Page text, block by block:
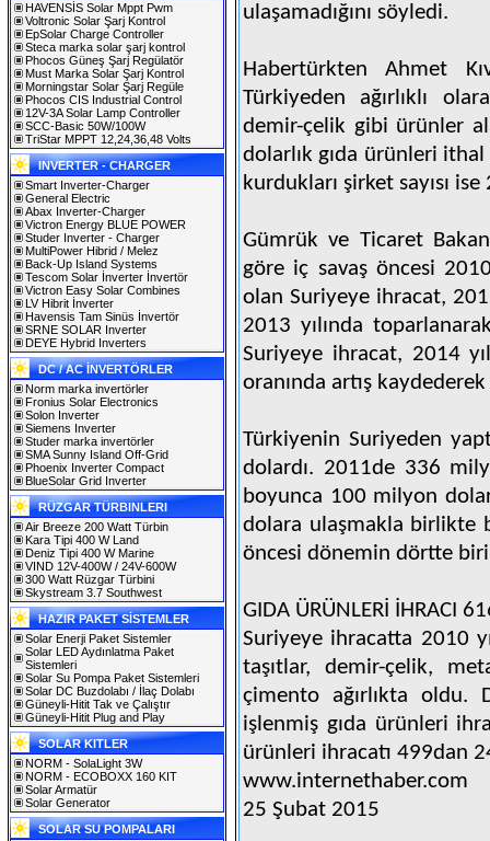
HAVENSİS Solar Mppt Pwm
Voltronic Solar Şarj Kontrol
EpSolar Charge Controller
Steca marka solar şarj kontrol
Phocos Güneş Şarj Regülatör
Must Marka Solar Şarj Kontrol
Morningstar Solar Şarj Regüle
Phocos CIS Industrial Control
12V-3A Solar Lamp Controller
SCC-Basic 50W/100W
TriStar MPPT 12,24,36,48 Volts
INVERTER - CHARGER
Smart Inverter-Charger
General Electric
Abax Inverter-Charger
Victron Energy BLUE POWER
Studer Inverter - Charger
MultiPower Hibrid / Melez
Back-Up Island Systems
Tescom Solar İnverter İnvertör
Victron Easy Solar Combines
LV Hibrit İnverter
Havensis Tam Sinüs İnvertör
SRNE SOLAR Inverter
DEYE Hybrid Inverters
DC / AC İNVERTÖRLER
Norm marka invertörler
Fronius Solar Electronics
Solon Inverter
Siemens Inverter
Studer marka invertörler
SMA Sunny Island Off-Grid
Phoenix Inverter Compact
BlueSolar Grid Inverter
RÜZGAR TÜRBINLERI
Air Breeze 200 Watt Türbin
Kara Tipi 400 W Land
Deniz Tipi 400 W Marine
VIND 12V-400W / 24V-600W
300 Watt Rüzgar Türbini
Skystream 3.7 Southwest
HAZIR PAKET SİSTEMLER
Solar Enerji Paket Sistemler
Solar LED Aydınlatma Paket
Sistemleri
Solar Su Pompa Paket Sistemleri
Solar DC Buzdolabı / İlaç Dolabı
Güneyli-Hitit Tak ve Çalıştır
Güneyli-Hitit Plug and Play
SOLAR KITLER
NORM - SolaLight 3W
NORM - ECOBOXX 160 KIT
Solar Armatür
Solar Generator
SOLAR SU POMPALARI
ulaşamadığını söyledi.
Habertürkten Ahmet
Türkiyeden ağırlıklı
demir-çelik gibi ürünler
dolarlık gıda ürünleri
kurdukları şirket sayısı
Gümrük ve Ticaret
göre iç savaş öncesi
olan Suriyeye ihracat,
2013 yılında
Suriyeye ihracat, 2014
oranında artış
Türkiyenin Suriyeden
dolardı. 2011de 336
boyunca 100 milyon
dolara ulaşmakla birlikte
öncesi dönemin dörtte
GIDA ÜRÜNLERİ İHRACI
Suriyeye ihracatta 2010
taşıtlar, demir-çelik,
çimento ağırlıkta
işlenmiş gıda ürünleri
ürünleri ihracatı 499dan
www.internethaber.com
25 Şubat 2015